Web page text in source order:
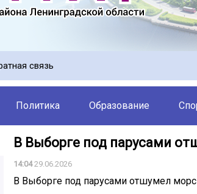
связь
Политика Образование
В Выборге под парусами
14:0429.06.2026
В Выборге под парусами отшумел